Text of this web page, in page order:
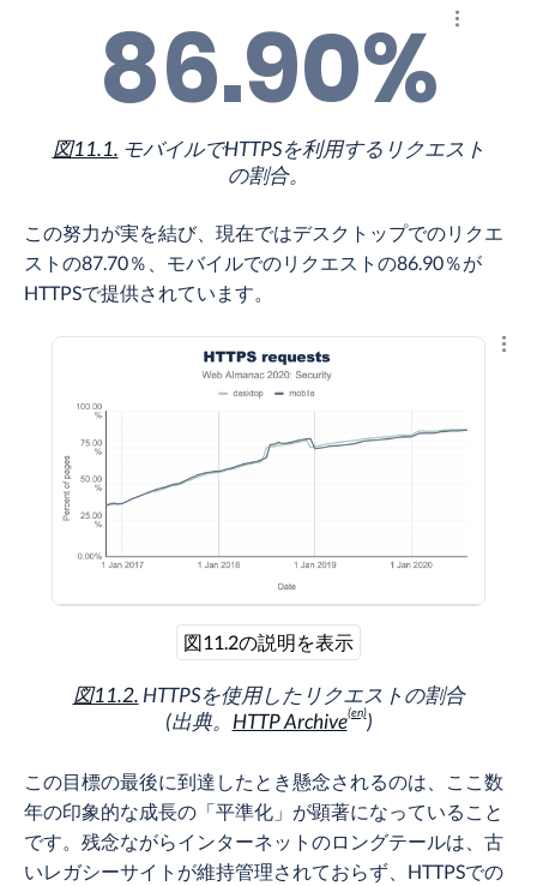
86.90% 結果を調
図11.1. モバイルでHTTPSを利用するリクエスト
の割合。
この努力が実を結び、現在ではデスクトップでのリクエ
ストの87.70％、モバイルでのリクエストの86.90％が
HTTPSで提供されています。
結
図11.2の説明を表示
図11.2. HTTPSを使用したリクエストの割合
(出典。 HTTP Archive )
この目標の最後に到達したとき懸念されるのは、ここ数
年の印象的な成長の「平準化」が顕著になっていること
です。残念ながらインターネットのロングテールは、古
いレガシーサイトが維持管理されておらず、HTTPSでの